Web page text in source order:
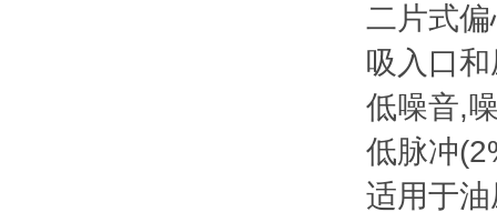
二片式
吸入口
低噪音,
低脉冲
适用于